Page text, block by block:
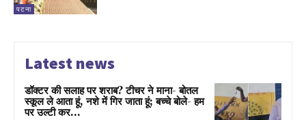
पटना
Latest news
डॉक्टर की सलाह पर शराब? टीचर ने माना- बोतल
स्कूल ले आता हूं, नशे में गिर जाता हूं; बच्चे बोले- हम
पर उल्टी कर...